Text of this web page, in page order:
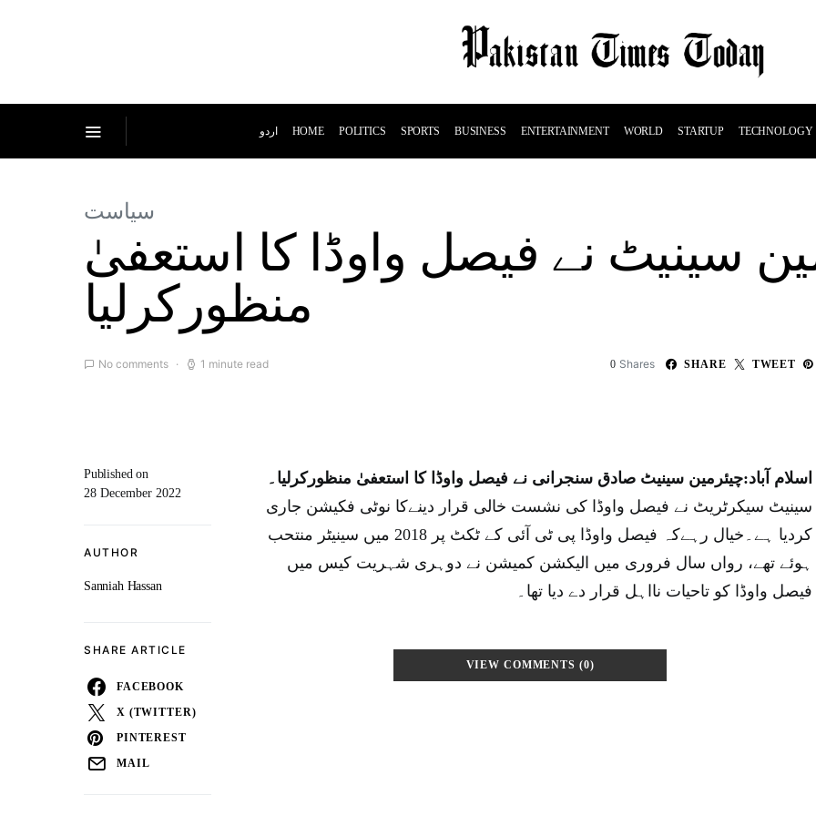
اردو HOME POLITICS SPORTS BUSINESS ENTERTAINMENT WORLD STARTUP TECHNOLOGY
سیاست
سینیٹ نے فیصل واوڈا کا استعفیٰ
منظورکرلیا
No comments 1 minute read 0 Shares SHARE TWEET
Published on
28 December 2022
AUTHOR
Sanniah Hassan
SHARE ARTICLE
FACEBOOK
X (TWITTER)
PINTEREST
MAIL
اسلام آباد:چیئرمین سینیٹ صادق سنجرانی نے فیصل واوڈا کا استعفیٰ منظورکرلیا۔
سینیٹ سیکرٹریٹ نے فیصل واوڈا کی نشست خالی قرار دینےکا نوٹی فکیشن جاری
کردیا ہے۔خیال رہےکہ فیصل واوڈا پی ٹی آئی کے ٹکٹ پر 2018 میں سینیٹر منتحب
ہوئے تھے، رواں سال فروری میں الیکشن کمیشن نے دوہری شہریت کیس میں
فیصل واوڈا کو تاحیات نااہل قرار دے دیا تھا۔
VIEW COMMENTS (0)